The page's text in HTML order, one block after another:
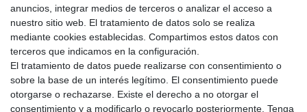
anuncios, integrar medios de terceros o analizar el acceso a
nuestro sitio web. El tratamiento de datos solo se realiza
mediante cookies establecidas. Compartimos estos datos con
terceros que indicamos en la configuración.
El tratamiento de datos puede realizarse con consentimiento o
sobre la base de un interés legítimo. El consentimiento puede
otorgarse o rechazarse. Existe el derecho a no otorgar el
consentimiento y a modificarlo o revocarlo posteriormente. Tenga